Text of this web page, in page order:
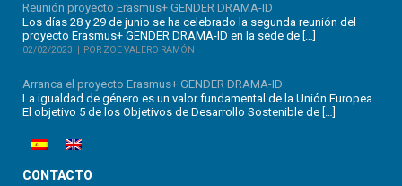
Reunión proyecto Erasmus+ GENDER DRAMA-ID
Los días 28 y 29 de junio se ha celebrado la segunda reunión del
proyecto Erasmus+ GENDER DRAMA-ID en la sede de […]
02/02/2023 POR ZOE VALERO RAMÓN
Arranca el proyecto Erasmus+ GENDER DRAMA-ID
La igualdad de género es un valor fundamental de la Unión Europea.
El objetivo 5 de los Objetivos de Desarrollo Sostenible de […]
CONTACTO